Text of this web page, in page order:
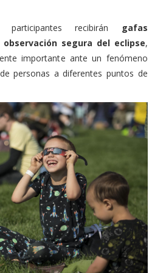
recibirán
gafas
segura del eclipse,
importante ante un fenómeno
personas a diferentes puntos de